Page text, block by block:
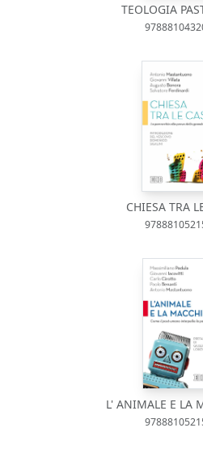
TEOLOGIA
CHIESA TRA
L' ANIMALE E LA